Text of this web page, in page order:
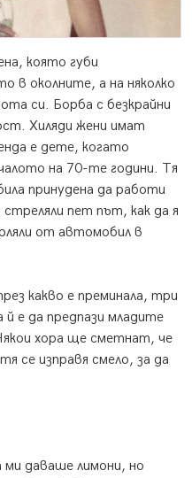
която губи
в околните, а на няколко
си. Борба с безкрайни
Хиляди жени имат
е дете, когато
на 70-те години. Тя
принудена да работи
стреляли пет път, как да я
от автомобил в
какво е преминала, три
е да предпази младите
хора ще сметнат, че
се изправя смело, за да
даваше лимони, но